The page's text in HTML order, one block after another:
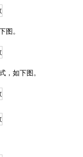
图。
，如下图。